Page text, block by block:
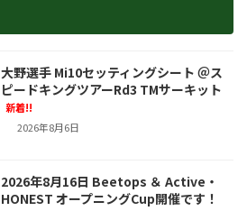
大野選手 Mi10セッティングシート ＠ス
ピードキングツアーRd3 TMサーキット
新着!!
2026年8月6日
2026年8月16日 Beetops ＆ Active・
HONEST オープニングCup開催です！